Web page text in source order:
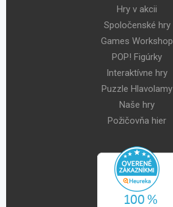
Hry v akcii
Spoločenské hry
Games Workshop
POP! Figúrky
Interaktívne hry
Puzzle Hlavolamy
Naše hry
Požičovňa hier